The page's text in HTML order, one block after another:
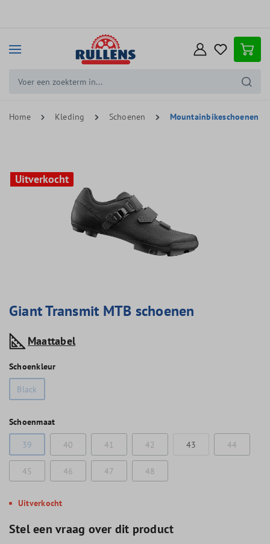
Home Kleding Schoenen Mountainbikeschoenen
Uitverkocht
Uitverkocht
Giant Transmit MTB schoenen
Maattabel
Schoenkleur
Black
Schoenmaat
39
40 41 42 43 44
45 46 47 48
Uitverkocht
Stel een vraag over dit product